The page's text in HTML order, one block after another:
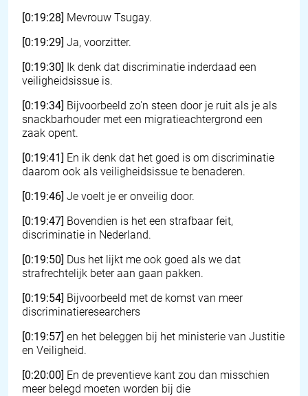
[0:19:28] Mevrouw Tsugay.
[0:19:29] Ja, voorzitter.
[0:19:30] Ik denk dat discriminatie inderdaad een
veiligheidsissue is.
[0:19:34] Bijvoorbeeld zo'n steen door je ruit als je als
snackbarhouder met een migratieachtergrond een
zaak opent.
[0:19:41] En ik denk dat het goed is om discriminatie
daarom ook als veiligheidsissue te benaderen.
[0:19:46] Je voelt je er onveilig door.
[0:19:47] Bovendien is het een strafbaar feit,
discriminatie in Nederland.
[0:19:50] Dus het lijkt me ook goed als we dat
strafrechtelijk beter aan gaan pakken.
[0:19:54] Bijvoorbeeld met de komst van meer
discriminatieresearchers
[0:19:57] en het beleggen bij het ministerie van Justitie
en Veiligheid.
[0:20:00] En de preventieve kant zou dan misschien
meer belegd moeten worden bij die